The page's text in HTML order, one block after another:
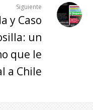
Siguiente
y Caso
un
que le
a Chile